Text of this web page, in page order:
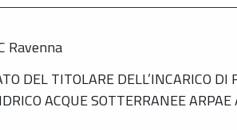
Ravenna
DEL TITOLARE DELL’INCARICO
ACQUE SOTTERRANEE